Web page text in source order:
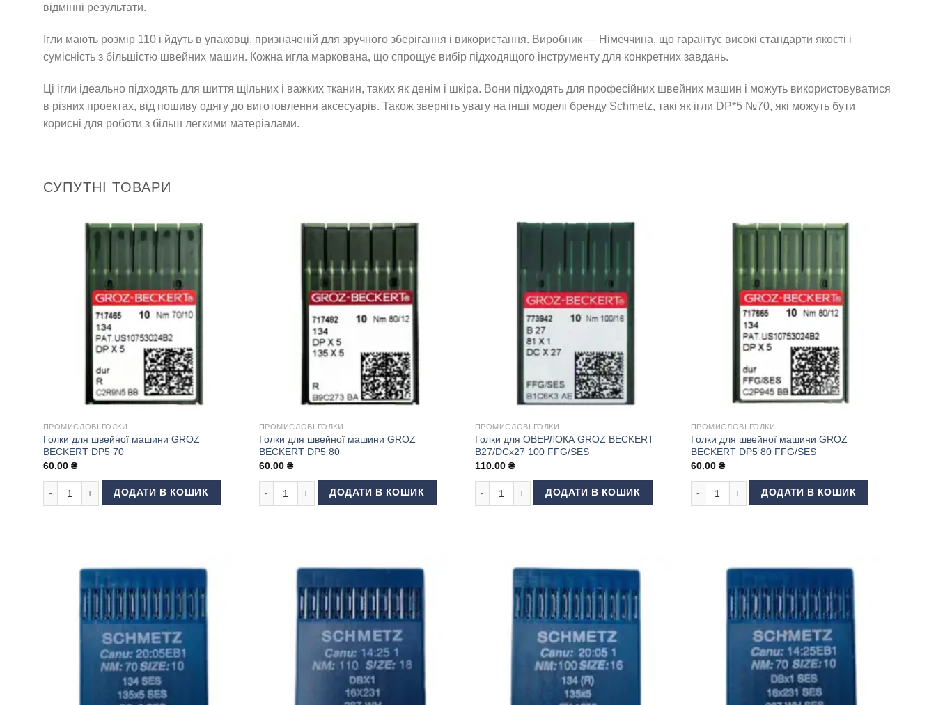
відмінні результати.
Ігли мають розмір 110 і йдуть в упаковці, призначеній для зручного зберігання і використання. Виробник — Німеччина, що гарантує високі стандарти якості і
сумісність з більшістю швейних машин. Кожна игла маркована, що спрощує вибір підходящого інструменту для конкретних завдань.
Ці ігли ідеально підходять для шиття щільних і важких тканин, таких як денім і шкіра. Вони підходять для професійних швейних машин і можуть використовуватися
в різних проектах, від пошиву одягу до виготовлення аксесуарів. Також зверніть увагу на інші моделі бренду Schmetz, такі як ігли DP*5 №70, які можуть бути
корисні для роботи з більш легкими матеріалами.
СУПУТНІ ТОВАРИ
ПРОМИСЛОВІ ГОЛКИ
Голки для швейної машини GROZ
BECKERT DP5 70
60.00 ₴
Голки для швейної машини GROZ BECKERT DP5 70 кількість
ДОДАТИ В КОШИК
ПРОМИСЛОВІ ГОЛКИ
Голки для швейної машини GROZ
BECKERT DP5 80
60.00 ₴
Голки для швейної машини GROZ BECKERT DP5 80 кількість
ДОДАТИ В КОШИК
ПРОМИСЛОВІ ГОЛКИ
Голки для ОВЕРЛОКА GROZ BECKERT
B27/DCx27 100 FFG/SES
110.00 ₴
Голки для ОВЕРЛОКА GROZ BECKERT B27/DCx27 100 FFG/SES кількість
ДОДАТИ В КОШИК
ПРОМИСЛОВІ ГОЛКИ
Голки для швейної машини GROZ
BECKERT DP5 80 FFG/SES
60.00 ₴
Голки для швейної машини GROZ BECKERT DP5 80
ДОДАТИ В КОШИК